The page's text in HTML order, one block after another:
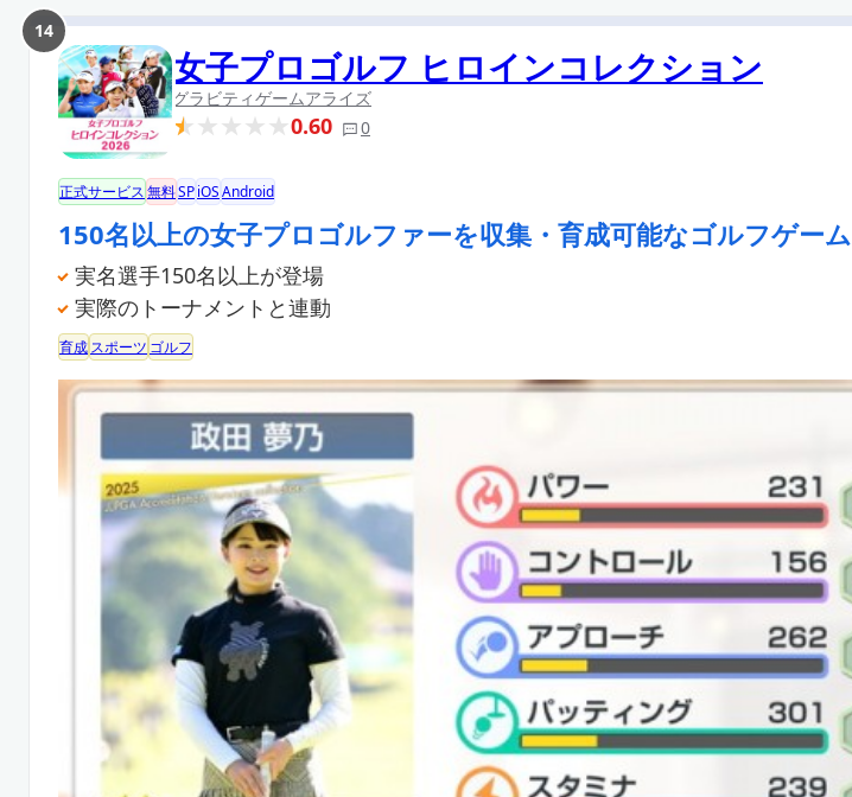
女子プロゴルフ ヒロインコレクション
グラビティゲームアライズ
0.60 0
14
正式サービス無料SPiOSAndroid
150名以上の女子プロゴルファーを収集・育成可能なゴルフゲーム
実名選手150名以上が登場
実際のトーナメントと連動
育成スポーツ ゴルフ